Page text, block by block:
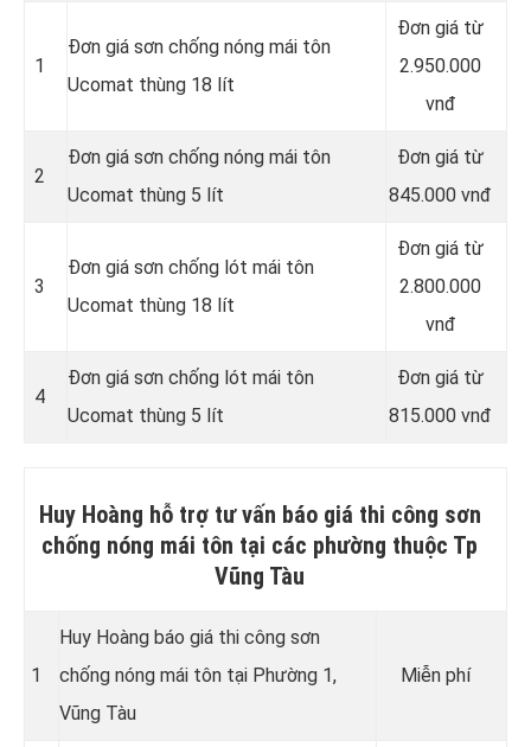
1
Đơn giá sơn chống nóng mái tôn
Ucomat thùng 18 lít
Đơn giá từ
2.950.000
vnđ
2
Đơn giá sơn chống nóng mái tôn
Ucomat thùng 5 lít
Đơn giá từ
845.000 vnđ
3
Đơn giá sơn chống lót mái tôn
Ucomat thùng 18 lít
Đơn giá từ
2.800.000
vnđ
4
Đơn giá sơn chống lót mái tôn
Ucomat thùng 5 lít
Đơn giá từ
815.000 vnđ
Huy Hoàng hỗ trợ tư vấn báo giá thi công sơn
chống nóng mái tôn tại các phường thuộc Tp
Vũng Tàu
1
Huy Hoàng báo giá thi công sơn
chống nóng mái tôn tại Phường 1,
Vũng Tàu
Miễn phí